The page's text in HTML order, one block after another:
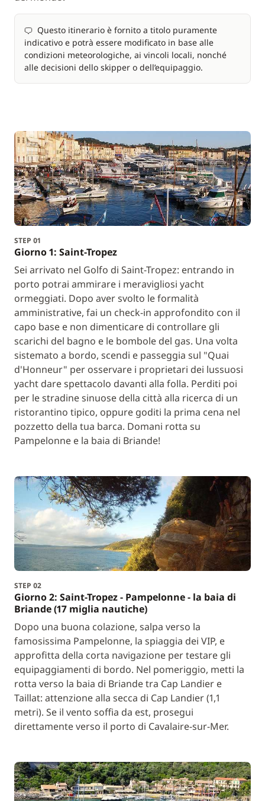
Questo itinerario è fornito a titolo puramente
indicativo e potrà essere modificato in base alle
condizioni meteorologiche, ai vincoli locali, nonché
alle decisioni dello skipper o dell’equipaggio.
STEP 01
Giorno 1: Saint-Tropez
Sei arrivato nel Golfo di Saint-Tropez: entrando in
porto potrai ammirare i meravigliosi yacht
ormeggiati. Dopo aver svolto le formalità
amministrative, fai un check-in approfondito con il
capo base e non dimenticare di controllare gli
scarichi del bagno e le bombole del gas. Una volta
sistemato a bordo, scendi e passeggia sul "Quai
d'Honneur" per osservare i proprietari dei lussuosi
yacht dare spettacolo davanti alla folla. Perditi poi
per le stradine sinuose della città alla ricerca di un
ristorantino tipico, oppure goditi la prima cena nel
pozzetto della tua barca. Domani rotta su
Pampelonne e la baia di Briande!
STEP 02
Giorno 2: Saint-Tropez - Pampelonne - la baia di
Briande (17 miglia nautiche)
Dopo una buona colazione, salpa verso la
famosissima Pampelonne, la spiaggia dei VIP, e
approfitta della corta navigazione per testare gli
equipaggiamenti di bordo. Nel pomeriggio, metti la
rotta verso la baia di Briande tra Cap Landier e
Taillat: attenzione alla secca di Cap Landier (1,1
metri). Se il vento soffia da est, prosegui
direttamente verso il porto di Cavalaire-sur-Mer.